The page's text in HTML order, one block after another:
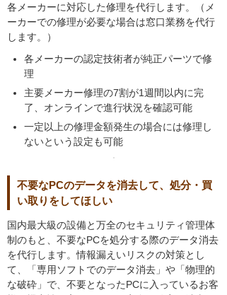
各メーカーに対応した修理を代行します。（メ
ーカーでの修理が必要な場合は窓口業務を代行
します。）
各メーカーの認定技術者が純正パーツで修
理
主要メーカー修理の7割が1週間以内に完
了、オンラインで進行状況を確認可能
一定以上の修理金額発生の場合には修理し
ないという設定も可能
不要なPCのデータを消去して、処分・買
い取りをしてほしい
国内最大級の設備と万全のセキュリティ管理体
制のもと、不要なPCを処分する際のデータ消去
を代行します。情報漏えいリスクの対策とし
て、「専用ソフトでのデータ消去」や「物理的
な破砕」で、不要となったPCに入っているお客